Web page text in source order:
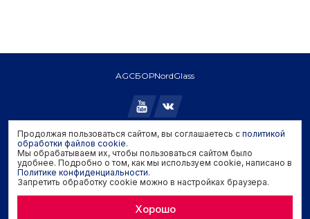
AGCБОРNordGlass
Copyright © 2026 AGC. All rights reserved.
Политика конфиденциальности
Политика обработки файлов cookie
Задать вопрос производителю
Developed byGenisoft
Продолжая пользоваться сайтом, вы соглашаетесь с политикой
обработки файлов cookie.
Мы обрабатываем их, чтобы пользоваться сайтом было
удобнее. Подробно о том, как мы используем cookie, написано в
Политике конфиденциальности.
Запретить обработку cookie можно в настройках браузера.
Хорошо